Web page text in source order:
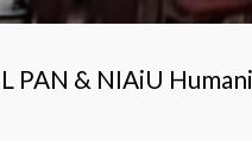
PAN & NIAiU